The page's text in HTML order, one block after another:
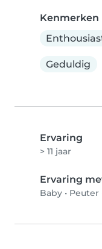
Kenmerken
Geduldig
Ervaring
> 11 jaar
Ervaring
Baby • Peuter